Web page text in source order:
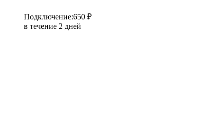
Подключение:650 ₽
в течение 2 дней